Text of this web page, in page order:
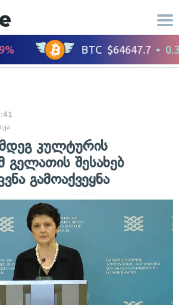
კულტურის
გელათის შესახებ
გამოაქვეყნა